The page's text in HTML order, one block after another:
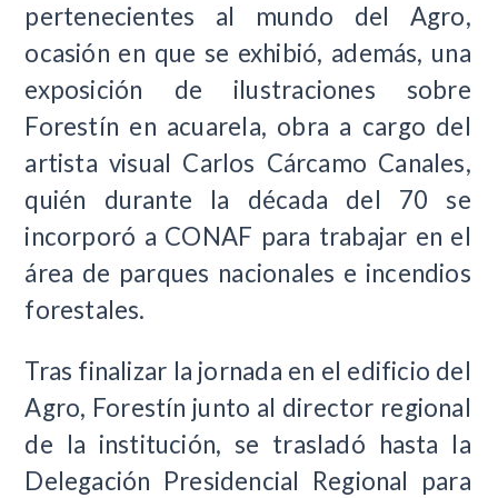
pertenecientes al mundo del Agro,
ocasión en que se exhibió, además, una
exposición de ilustraciones sobre
Forestín en acuarela, obra a cargo del
artista visual Carlos Cárcamo Canales,
quién durante la década del 70 se
incorporó a CONAF para trabajar en el
área de parques nacionales e incendios
forestales.
Tras finalizar la jornada en el edificio del
Agro, Forestín junto al director regional
de la institución, se trasladó hasta la
Delegación Presidencial Regional para